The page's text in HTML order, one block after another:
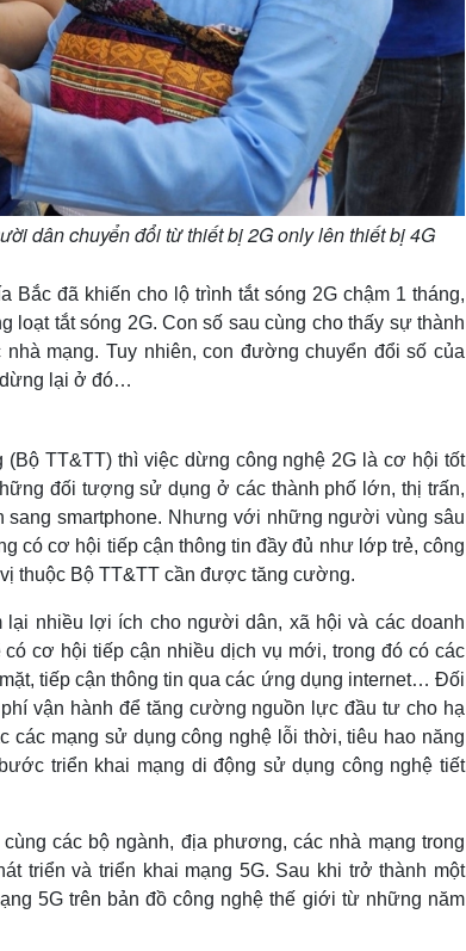
dân chuyển đổi từ thiết bị 2G only lên thiết bị 4G
Bắc đã khiến cho lộ trình tắt sóng 2G chậm 1 tháng,
loạt tắt sóng 2G. Con số sau cùng cho thấy sự thành
mạng. Tuy nhiên, con đường chuyển đổi số của
dừng lại ở đó…
TT&TT) thì việc dừng công nghệ 2G là cơ hội tốt
đối tượng sử dụng ở các thành phố lớn, thị trấn,
smartphone. Nhưng với những người vùng sâu
có cơ hội tiếp cận thông tin đầy đủ như lớp trẻ, công
thuộc Bộ TT&TT cần được tăng cường.
lại nhiều lợi ích cho người dân, xã hội và các doanh
cơ hội tiếp cận nhiều dịch vụ mới, trong đó có các
tiếp cận thông tin qua các ứng dụng internet… Đối
vận hành để tăng cường nguồn lực đầu tư cho hạ
mạng sử dụng công nghệ lỗi thời, tiêu hao năng
triển khai mạng di động sử dụng công nghệ tiết
các bộ ngành, địa phương, các nhà mạng trong
triển và triển khai mạng 5G. Sau khi trở thành một
5G trên bản đồ công nghệ thế giới từ những năm